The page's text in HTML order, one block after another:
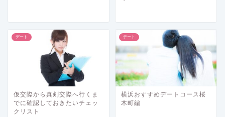
デート
仮交際から真剣交際へ行くま
でに確認しておきたいチェッ
クリスト
デート
横浜おすすめデートコース桜
木町編